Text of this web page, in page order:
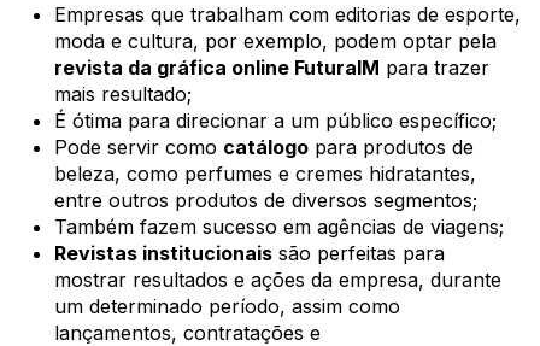
Empresas que trabalham com editorias de esporte,
moda e cultura, por exemplo, podem optar pela
revista da gráfica online FuturaIM para trazer
mais resultado;
É ótima para direcionar a um público específico;
Pode servir como catálogo para produtos de
beleza, como perfumes e cremes hidratantes,
entre outros produtos de diversos segmentos;
Também fazem sucesso em agências de viagens;
Revistas institucionais são perfeitas para
mostrar resultados e ações da empresa, durante
um determinado período, assim como
lançamentos, contratações e